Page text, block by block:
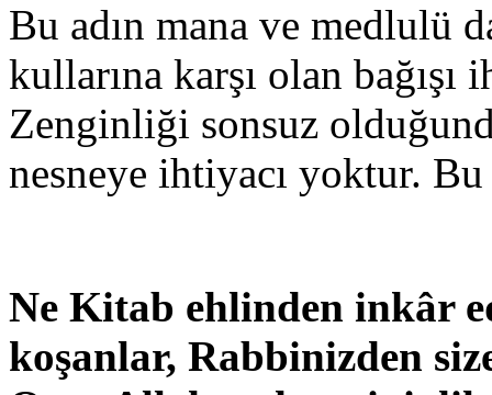
Bu adın mana ve medlulü
kullarına karşı olan bağışı
Zenginliği sonsuz
nesneye ih­tiyacı yoktur.
Ne Kitab ehlinden inkâr
koşanlar, Rabbinizden